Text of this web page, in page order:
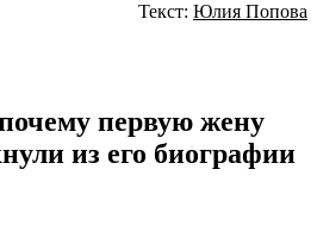
Текст: Юлия Попова
первую жену
из его биографии